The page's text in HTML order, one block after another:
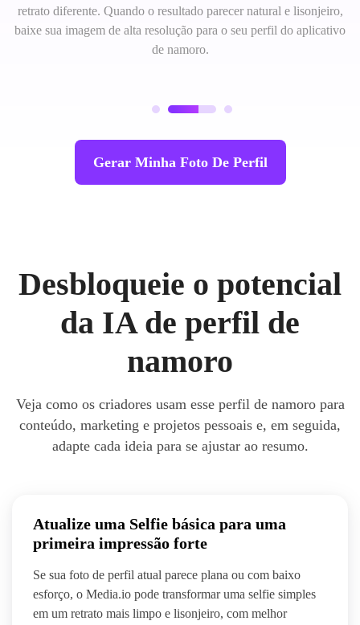
retrato diferente. Quando o resultado parecer natural e lisonjeiro,
baixe sua imagem de alta resolução para o seu perfil do aplicativo
de namoro.
Gerar Minha Foto De Perfil
Desbloqueie o potencial
da IA de perfil de
namoro
Veja como os criadores usam esse perfil de namoro para
conteúdo, marketing e projetos pessoais e, em seguida,
adapte cada ideia para se ajustar ao resumo.
Atualize uma Selfie básica para uma
primeira impressão forte
Se sua foto de perfil atual parece plana ou com baixo
esforço, o Media.io pode transformar uma selfie simples
em um retrato mais limpo e lisonjeiro, com melhor